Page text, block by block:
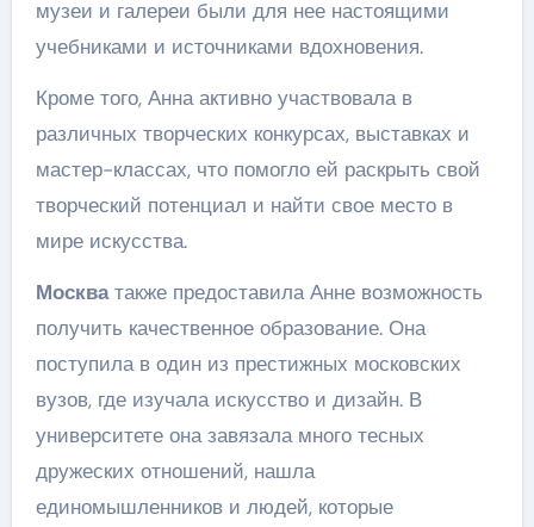
музеи и галереи были для нее настоящими
учебниками и источниками вдохновения.
Кроме того, Анна активно участвовала в
различных творческих конкурсах, выставках и
мастер-классах, что помогло ей раскрыть свой
творческий потенциал и найти свое место в
мире искусства.
Москватакже предоставила Анне возможность
получить качественное образование. Она
поступила в один из престижных московских
вузов, где изучала искусство и дизайн. В
университете она завязала много тесных
дружеских отношений, нашла
единомышленников и людей, которые